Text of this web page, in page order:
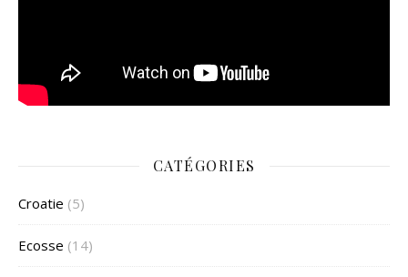
CATÉGORIES
Croatie (5)
Ecosse (14)